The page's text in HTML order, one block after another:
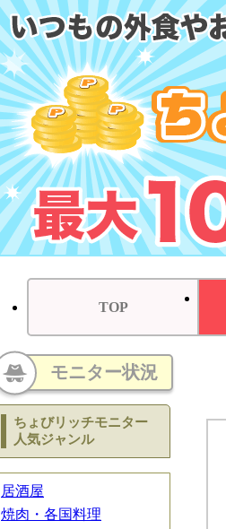
TOP
モニター状況
ちょびリッチモニター
人気ジャンル
居酒屋
焼肉・各国料理